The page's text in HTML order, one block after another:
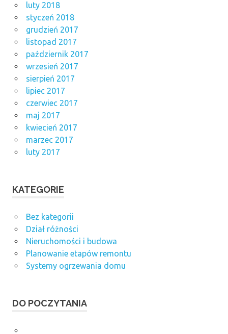
luty 2018
styczeń 2018
grudzień 2017
listopad 2017
październik 2017
wrzesień 2017
sierpień 2017
lipiec 2017
czerwiec 2017
maj 2017
kwiecień 2017
marzec 2017
luty 2017
KATEGORIE
Bez kategorii
Dział różności
Nieruchomości i budowa
Planowanie etapów remontu
Systemy ogrzewania domu
DO POCZYTANIA